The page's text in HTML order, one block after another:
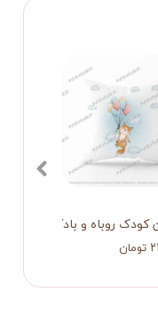
روباه و بادکنک هایش